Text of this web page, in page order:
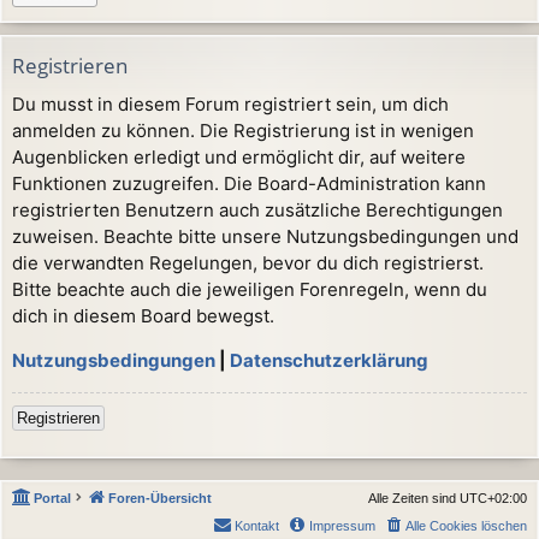
Registrieren
Du musst in diesem Forum registriert sein, um dich
anmelden zu können. Die Registrierung ist in wenigen
Augenblicken erledigt und ermöglicht dir, auf weitere
Funktionen zuzugreifen. Die Board-Administration kann
registrierten Benutzern auch zusätzliche Berechtigungen
zuweisen. Beachte bitte unsere Nutzungsbedingungen und
die verwandten Regelungen, bevor du dich registrierst.
Bitte beachte auch die jeweiligen Forenregeln, wenn du
dich in diesem Board bewegst.
Nutzungsbedingungen
Datenschutzerklärung
Registrieren
Portal Foren-Übersicht Alle Zeiten sind UTC+02:00
Alle Cookies löschen
Impressum
Kontakt